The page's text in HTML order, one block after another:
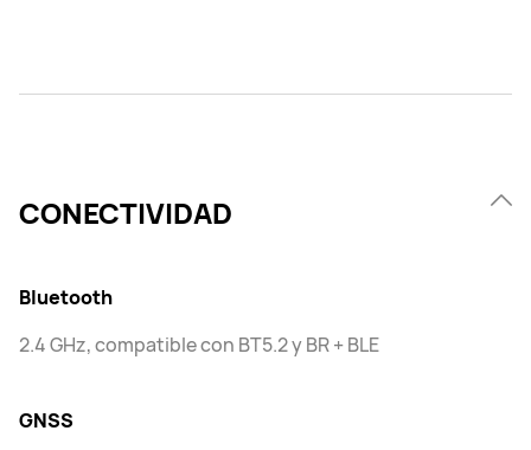
CONECTIVIDAD
Bluetooth
2.4 GHz, compatible con BT5.2 y BR + BLE
GNSS